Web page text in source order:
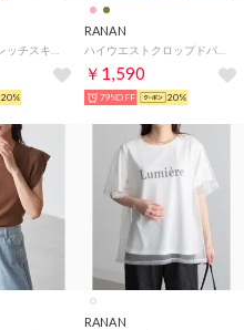
きれい見えストレッチスキニーデニム （ベージュ）
20%
RANAN
ハイウエストクロップドパンツ （カーキ）
￥1,590
79%OFF 20%
RANAN